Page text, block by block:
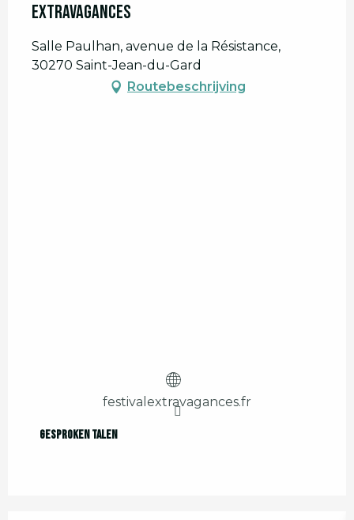
Extravagances
Salle Paulhan, avenue de la Résistance,
30270 Saint-Jean-du-Gard
Routebeschrijving
festivalextravagances.fr
Gesproken talen
Gesproken talen